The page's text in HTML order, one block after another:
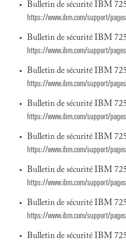
Bulletin de sécurité IBM
https://www.ibm.com/support/
Bulletin de sécurité IBM
https://www.ibm.com/support/
Bulletin de sécurité IBM
https://www.ibm.com/support/
Bulletin de sécurité IBM
https://www.ibm.com/support/
Bulletin de sécurité IBM
https://www.ibm.com/support/
Bulletin de sécurité IBM
https://www.ibm.com/support/
Bulletin de sécurité IBM
https://www.ibm.com/support/
Bulletin de sécurité IBM